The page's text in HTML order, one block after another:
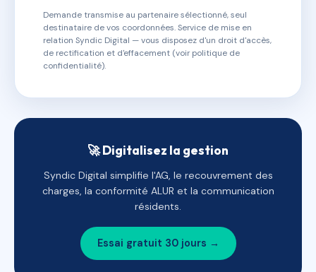
Demande transmise au partenaire sélectionné, seul
destinataire de vos coordonnées. Service de mise en
relation Syndic Digital — vous disposez d'un droit d'accès,
de rectification et d'effacement (voir politique de
confidentialité).
🚀 Digitalisez la gestion
Syndic Digital simplifie l'AG, le recouvrement des
charges, la conformité ALUR et la communication
résidents.
Essai gratuit 30 jours →